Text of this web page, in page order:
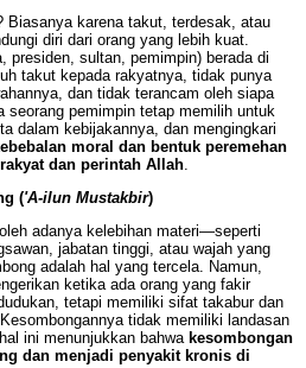
Biasanya karena takut, terdesak, atau
diri dari orang yang lebih kuat.
presiden, sultan, pemimpin) berada di
takut kepada rakyatnya, tidak punya
dan tidak terancam oleh siapa
seorang pemimpin tetap memilih untuk
dalam kebijakannya, dan mengingkari
moral dan bentuk peremehan
dan perintah Allah.
('A-ilun Mustakbir)
adanya kelebihan materi—seperti
jabatan tinggi, atau wajah yang
adalah hal yang tercela. Namun,
ketika ada orang yang fakir
tetapi memiliki sifat takabur dan
tidak memiliki landasan
ini menunjukkan bahwa kesombongan
dan menjadi penyakit kronis di